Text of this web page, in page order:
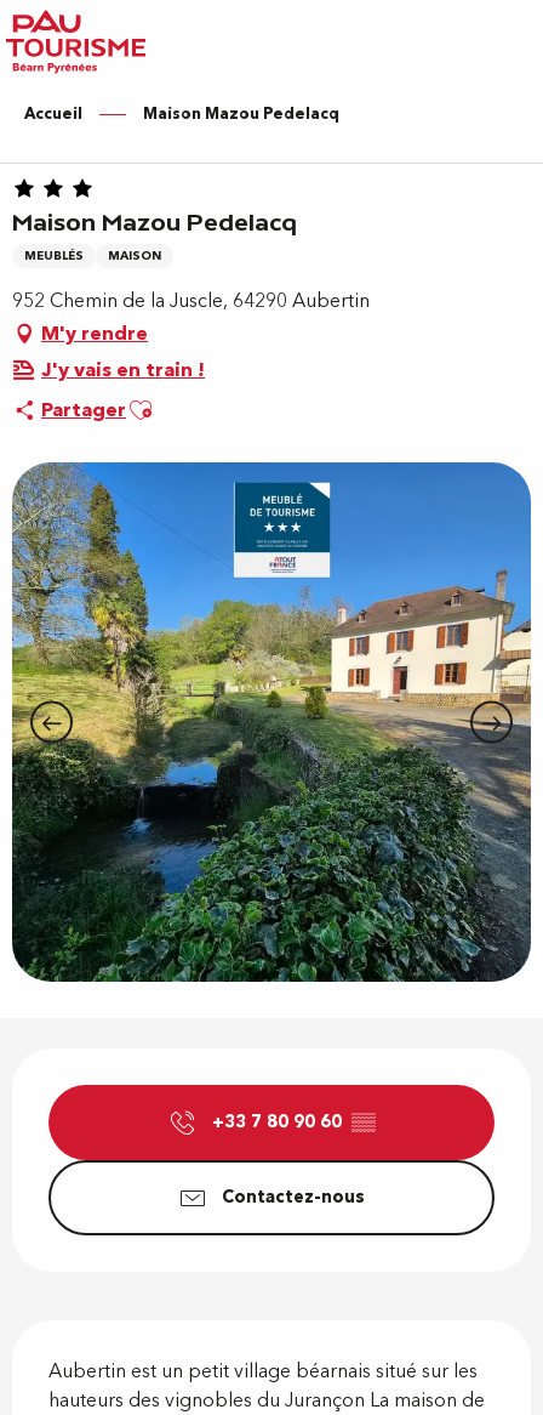
Aller
au
contenu
principal
Accueil Maison Mazou Pedelacq
Maison Mazou Pedelacq
MEUBLÉS MAISON
952 Chemin de la Juscle, 64290 Aubertin
M'y rendre
J'y vais en train !
PartagerAjouter aux favoris
+33 7 80 90 60 ▒▒
Contactez-nous
Aubertin est un petit village béarnais situé sur les
hauteurs des vignobles du Jurançon La maison de